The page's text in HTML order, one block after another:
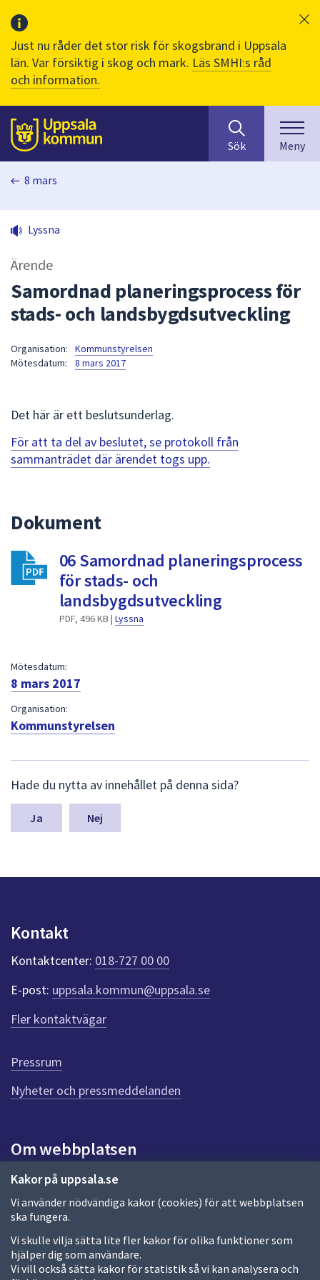
Just nu råder det stor risk för skogsbrand i Uppsala
län. Var försiktig i skog och mark. Läs SMHI:s råd
och information.
Till sidans
huvudinnehåll
efter
innehåll
på
sökfältet
kommer
sökförslag
för
att
navigera
för
något
Sök Meny
Kakor på uppsala.se
Vi använder nödvändiga kakor (cookies) för att webbplatsen
ska fungera.
Vi skulle vilja sätta lite fler kakor för olika funktioner som
hjälper dig som användare.
Vi vill också sätta kakor för statistik så vi kan analysera och
8 mars
Lyssna
Ärende
Samordnad planeringsprocess för
stads- och landsbygdsutveckling
Organisation:
Kommunstyrelsen
Mötesdatum:
8 mars 2017
Det här är ett beslutsunderlag.
För att ta del av beslutet, se protokoll från
sammanträdet där ärendet togs upp.
Dokument
06 Samordnad planeringsprocess
för stads- och
landsbygdsutveckling
PDF, 496 KB | Lyssna
Mötesdatum:
8 mars 2017
Organisation:
Kommunstyrelsen
ä
m
a
n
k
t
e
r
f
ö
r
e
n
n
a
d
a
Hade du nytta av innehållet på denna sida?
Nej
Kontakt
Kontaktcenter: 018-727 00 00
E-post: uppsala.kommun@uppsala.se
Fler kontaktvägar
Pressrum
Nyheter och pressmeddelanden
Om webbplatsen
Om webbplatsen
Allmänna handlingar och diarium
Behandling av personuppgifter
Kakor